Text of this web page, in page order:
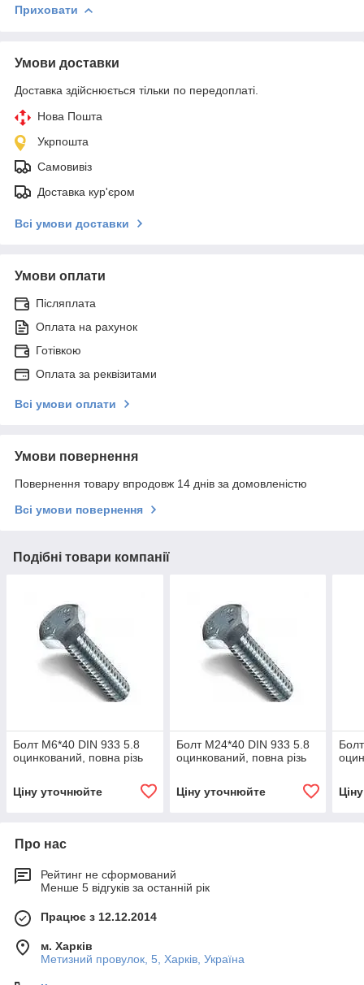
Приховати
Умови доставки
Доставка здійснюється тільки по передоплаті.
Нова Пошта
Укрпошта
Самовивіз
Доставка кур'єром
Всі умови доставки
Умови оплати
Післяплата
Оплата на рахунок
Готівкою
Оплата за реквізитами
Всі умови оплати
Умови повернення
Повернення товару впродовж 14 днів за домовленістю
Всі умови повернення
Подібні товари компанії
Болт М6*40 DIN 933 5.8
оцинкований, повна різь
Ціну уточнюйте
Болт М24*40 DIN 933 5.8
оцинкований, повна різь
Ціну уточнюйте
Про нас
Рейтинг не сформований
Менше 5 відгуків за останній рік
Працює з 12.12.2014
м. Харків
Метизний провулок, 5, Харків, Україна